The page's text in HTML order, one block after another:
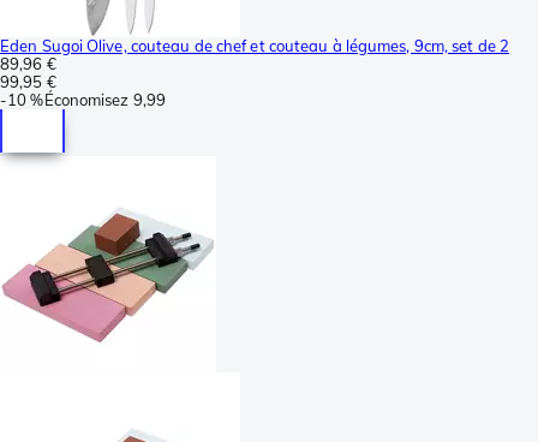
Eden Sugoi Olive, couteau de chef et couteau à légumes, 9cm, set de 2
89,96 €
99,95 €
-10 %Économisez 9,99